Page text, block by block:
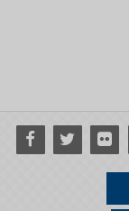
Facebook
Twitter Flickr